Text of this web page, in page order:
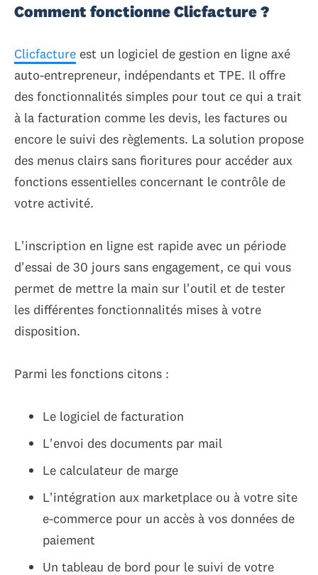
Comment fonctionne Clicfacture ?
Clicfacture est un logiciel de gestion en ligne axé
auto-entrepreneur, indépendants et TPE. Il offre
des fonctionnalités simples pour tout ce qui a trait
à la facturation comme les devis, les factures ou
encore le suivi des règlements. La solution propose
des menus clairs sans fioritures pour accéder aux
fonctions essentielles concernant le contrôle de
votre activité.
L'inscription en ligne est rapide avec un période
d'essai de 30 jours sans engagement, ce qui vous
permet de mettre la main sur l'outil et de tester
les différentes fonctionnalités mises à votre
disposition.
Parmi les fonctions citons :
Le logiciel de facturation
L'envoi des documents par mail
Le calculateur de marge
L'intégration aux marketplace ou à votre site
e-commerce pour un accès à vos données de
paiement
Un tableau de bord pour le suivi de votre